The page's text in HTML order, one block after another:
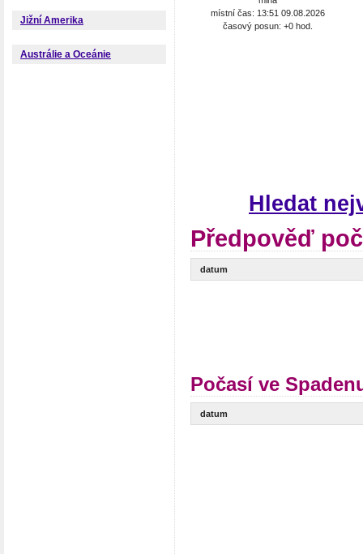
Jižní Amerika
Austrálie a Oceánie
místní čas: 13:51 09.08.2026
časový posun: +0 hod.
Hledat
Předpověď
datum
Počasí ve
datum